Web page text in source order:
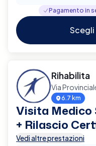
Pagamento in
Scegli
Rihabilita
Via
6.7 km
Visita Medico
+ Rilascio
Vedi altre prestazioni